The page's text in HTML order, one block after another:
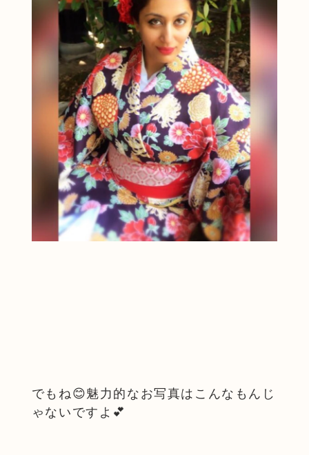
でもね😊魅力的なお写真はこんなもんじ
ゃないですよ💕